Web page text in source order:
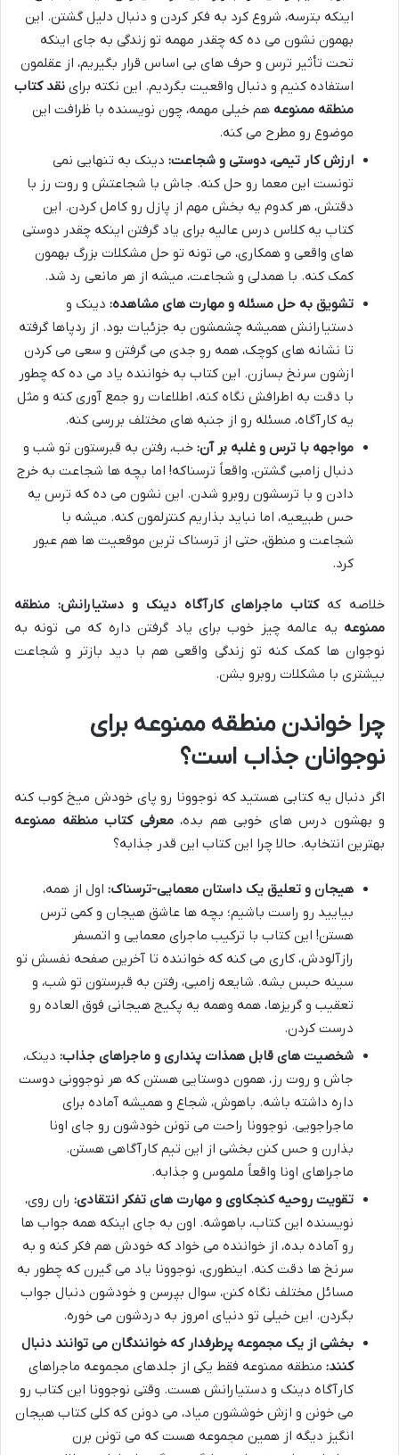
اینکه بترسه، شروع کرد به فکر کردن و دنبال دلیل گشتن. این
بهمون نشون می ده که چقدر مهمه تو زندگی به جای اینکه
تحت تأثیر ترس و حرف های بی اساس قرار بگیریم، از عقلمون
استفاده کنیم و دنبال واقعیت بگردیم. این نکته برای نقد کتاب
منطقه ممنوعه هم خیلی مهمه، چون نویسنده با ظرافت این
موضوع رو مطرح می کنه.
ارزش کار تیمی، دوستی و شجاعت: دینک به تنهایی نمی
تونست این معما رو حل کنه. جاش با شجاعتش و روت رز با
دقتش، هر کدوم یه بخش مهم از پازل رو کامل کردن. این
کتاب یه کلاس درس عالیه برای یاد گرفتن اینکه چقدر دوستی
های واقعی و همکاری، می تونه تو حل مشکلات بزرگ بهمون
کمک کنه. با همدلی و شجاعت، میشه از هر مانعی رد شد.
تشویق به حل مسئله و مهارت های مشاهده: دینک و
دستیارانش همیشه چشمشون به جزئیات بود. از ردپاها گرفته
تا نشانه های کوچک، همه رو جدی می گرفتن و سعی می کردن
ازشون سرنخ بسازن. این کتاب به خواننده یاد می ده که چطور
با دقت به اطرافش نگاه کنه، اطلاعات رو جمع آوری کنه و مثل
یه کارآگاه، مسئله رو از جنبه های مختلف بررسی کنه.
مواجهه با ترس و غلبه بر آن: خب، رفتن به قبرستون تو شب و
دنبال زامبی گشتن، واقعاً ترسناکه! اما بچه ها شجاعت به خرج
دادن و با ترسشون روبرو شدن. این نشون می ده که ترس یه
حس طبیعیه، اما نباید بذاریم کنترلمون کنه. میشه با
شجاعت و منطق، حتی از ترسناک ترین موقعیت ها هم عبور
کرد.
خلاصه کهکتاب ماجراهای کارآگاه دینک و دستیارانش: منطقه
ممنوعه یه عالمه چیز خوب برای یاد گرفتن داره که می تونه به
نوجوان ها کمک کنه تو زندگی واقعی هم با دید بازتر و شجاعت
بیشتری با مشکلات روبرو بشن.
چرا خواندن منطقه ممنوعه برای
نوجوانان جذاب است؟
اگر دنبال یه کتابی هستید که نوجوونا رو پای خودش میخ کوب کنه
و بهشون درس های خوبی هم بده،معرفی کتاب منطقه ممنوعه
بهترین انتخابه. حالا چرا این کتاب این قدر جذابه؟
هیجان و تعلیق یک داستان معمایی-ترسناک: اول از همه،
بیایید رو راست باشیم؛ بچه ها عاشق هیجان و کمی ترس
هستن! این کتاب با ترکیب ماجرای معمایی و اتمسفر
رازآلودش، کاری می کنه که خواننده تا آخرین صفحه نفسش تو
سینه حبس بشه. شایعه زامبی، رفتن به قبرستون تو شب، و
تعقیب و گریزها، همه وهمه یه پکیج هیجانی فوق العاده رو
درست کردن.
شخصیت های قابل همذات پنداری و ماجراهای جذاب: دینک،
جاش و روت رز، همون دوستایی هستن که هر نوجوونی دوست
داره داشته باشه. باهوش، شجاع و همیشه آماده برای
ماجراجویی. نوجوونا راحت می تونن خودشون رو جای اونا
بذارن و حس کنن بخشی از این تیم کارآگاهی هستن.
ماجراهای اونا واقعاً ملموس و جذابه.
تقویت روحیه کنجکاوی و مهارت های تفکر انتقادی: ران روی،
نویسنده این کتاب، باهوشه. اون به جای اینکه همه جواب ها
رو آماده بده، از خواننده می خواد که خودش هم فکر کنه و به
سرنخ ها دقت کنه. اینطوری، نوجوونا یاد می گیرن که چطور به
مسائل مختلف نگاه کنن، سوال بپرسن و خودشون دنبال جواب
بگردن. این خیلی تو دنیای امروز به دردشون می خوره.
بخشی از یک مجموعه پرطرفدار که خوانندگان می توانند دنبال
کنند: منطقه ممنوعه فقط یکی از جلدهای مجموعه ماجراهای
کارآگاه دینک و دستیارانش هست. وقتی نوجوونا این کتاب رو
می خونن و ازش خوششون میاد، می دونن که کلی کتاب هیجان
انگیز دیگه از همین مجموعه هست که می تونن برن